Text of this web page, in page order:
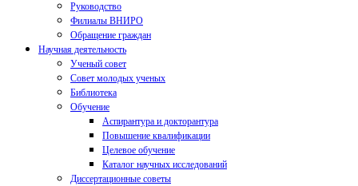
Руководство
Филиалы ВНИРО
Обращение граждан
Научная деятельность
Ученый совет
Совет молодых ученых
Библиотека
Обучение
Аспирантура и докторантура
Повышение квалификации
Целевое обучение
Каталог научных исследований
Диссертационные советы